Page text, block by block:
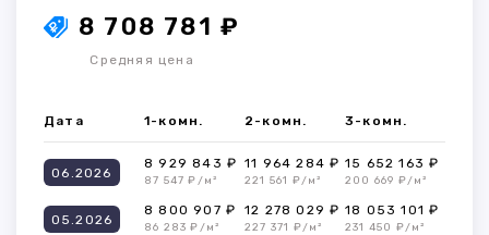
8 708 781 ₽
Средняя цена
Дата 1-комн. 2-комн. 3-комн.
06.2026
8 929 843 ₽
87 547 ₽/м²
11 964 284 ₽
221 561 ₽/м²
15 652 163 ₽
200 669 ₽/м²
05.2026
8 800 907 ₽
86 283 ₽/м²
12 278 029 ₽
227 371 ₽/м²
18 053 101 ₽
231 450 ₽/м²